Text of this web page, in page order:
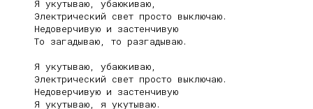
     Я укутываю, я укутываю.